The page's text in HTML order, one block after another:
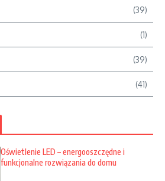
(39)
(1)
(39)
(41)
Oświetlenie LED – energooszczędne i
funkcjonalne rozwiązania do domu